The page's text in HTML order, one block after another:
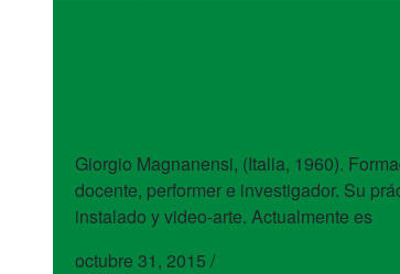
Giorgio Magnanensi, (Italia, 1960).
docente, performer e investigador. Su
instalado y video-arte. Actualmente es
octubre 31, 2015 /